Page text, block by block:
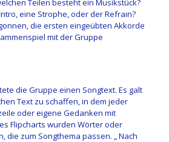
Teilen besteht ein Musikstück?
eine Strophe, oder der Refrain?
die ersten eingeübten Akkorde
mit der Gruppe
die Gruppe einen Songtext. Es galt
Text zu schaffen, in dem jeder
oder eigene Gedanken mit
Flipcharts wurden Wörter oder
die zum Songthema passen. „ Nach